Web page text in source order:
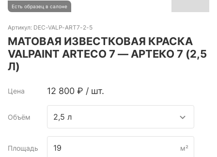
Есть образец в салоне
Артикул: DEC-VALP-ART7-2-5
МАТОВАЯ ИЗВЕСТКОВАЯ КРАСКА
VALPAINT ARTECO 7 — АРТЕКО 7 (2,5
Л)
Цена 12 800 ₽ / шт.
Объём 2,5 л
Площадь м²